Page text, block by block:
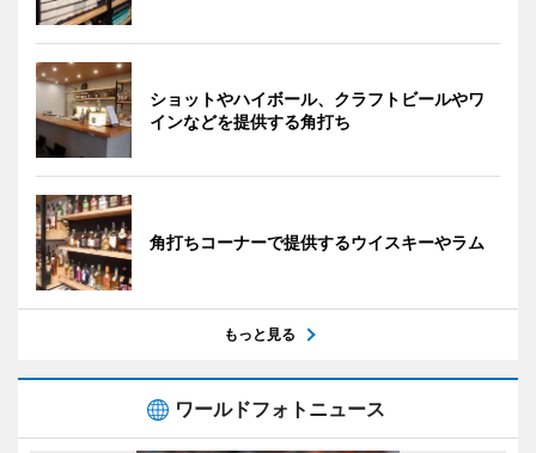
ショットやハイボール、クラフトビールやワ
インなどを提供する角打ち
角打ちコーナーで提供するウイスキーやラム
もっと見る
ワールドフォトニュース